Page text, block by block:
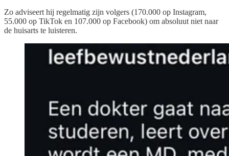
Zo adviseert hij regelmatig zijn volgers (170.000 op Instagram,
55.000 op TikTok en 107.000 op Facebook) om absoluut niet naar
de huisarts te luisteren.